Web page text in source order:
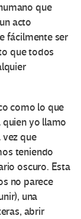
que
acto
fácilmente ser
que todos
como lo que
yo llamo
que
teniendo
oscuro. Esta
no parece
una
abrir